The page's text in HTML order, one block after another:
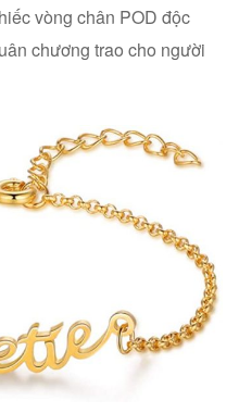
vòng chân POD độc
chương trao cho người